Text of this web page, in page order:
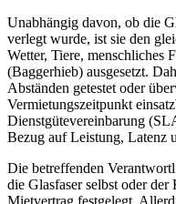
Unabhängig davon, ob die
verlegt wurde, ist sie den
Wetter, Tiere, menschliches
(Baggerhieb) ausgesetzt.
Abständen getestet oder
Vermietungszeitpunkt
Dienstgütevereinbarung
Bezug auf Leistung, Latenz
Die betreffenden
die Glasfaser selbst oder
Mietvertrag festgelegt.